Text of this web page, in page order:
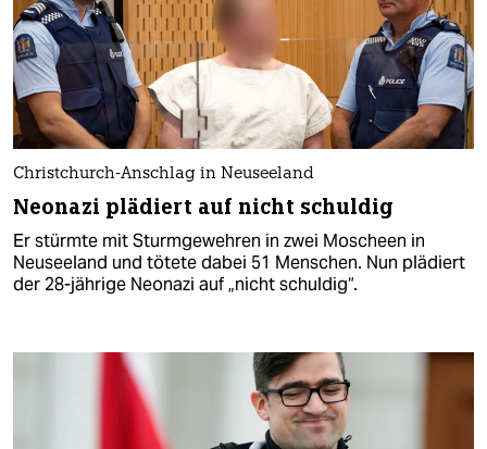
Christchurch-Anschlag in Neuseeland
Neonazi plädiert auf nicht schuldig
Er stürmte mit Sturmgewehren in zwei Moscheen in
Neuseeland und tötete dabei 51 Menschen. Nun plädiert
der 28-jährige Neonazi auf „nicht schuldig“.